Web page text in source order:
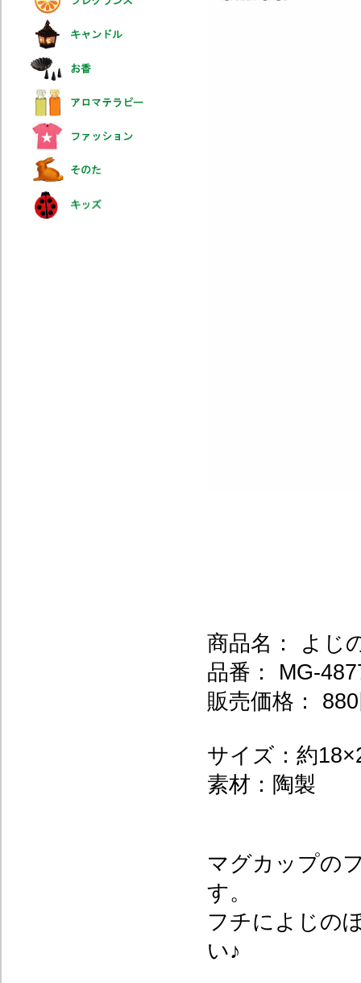
商品名： よじ
品番： MG-
販売価格：
サイズ：約
素材：陶製
マグカップの
す。
フチによじの
い♪